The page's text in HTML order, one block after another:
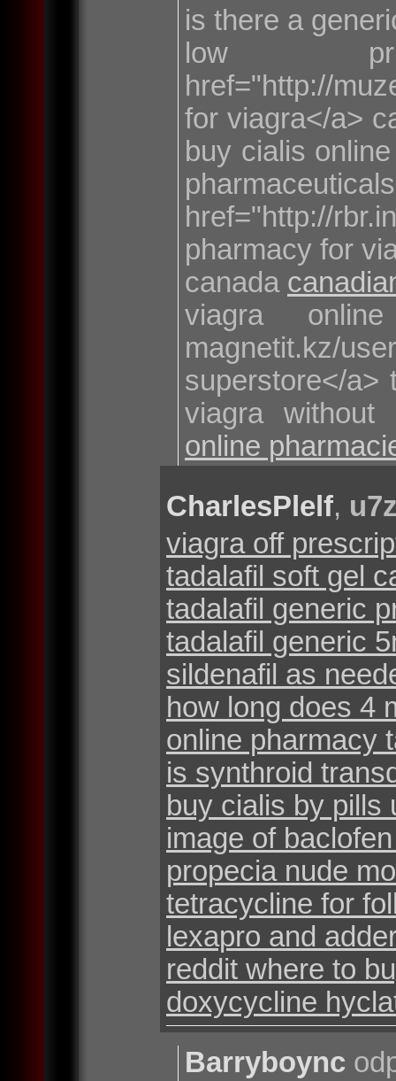
is there a
low
href="http://
for viagra</a>
buy cialis
href="http://
pharmacy for
canada
viagra
magnetit.kz/
superstore</a>
viagra
online
CharlesPlelf,
viagra off
tadalafil soft gel
tadalafil generic
tadalafil generic
sildenafil as
how long does 4
online pharmacy
is synthroid
buy cialis by pills
image of
propecia nude
tetracycline for
lexapro and
reddit where to
doxycycline
Barryboync